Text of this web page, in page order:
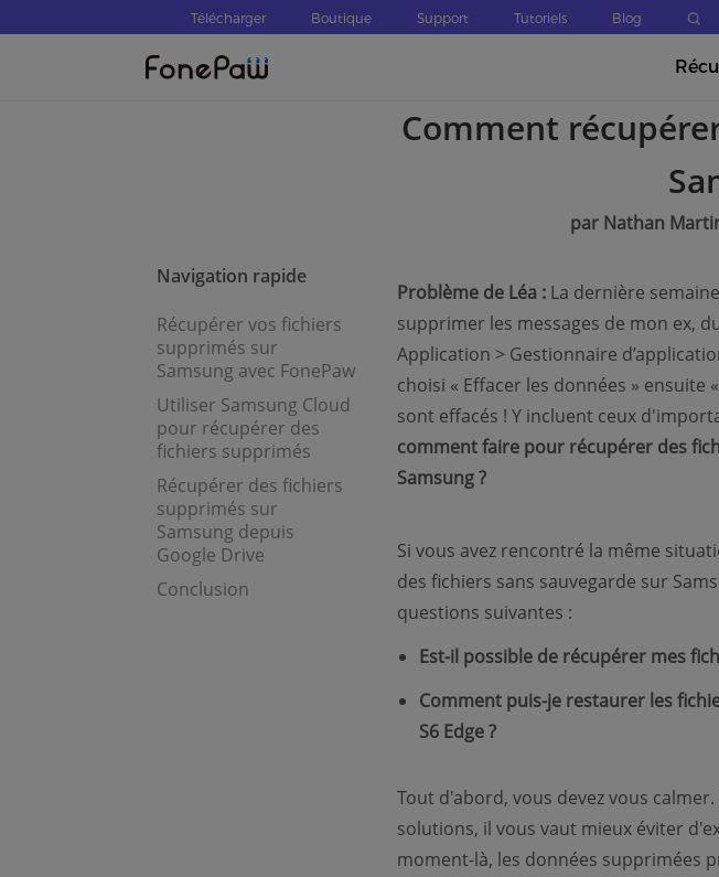
Télécharger Boutique Support Tutoriels Blog
Comment
par Nathan
Navigation rapide
Récupérer vos fichiers
supprimés sur
Samsung avec FonePaw
Utiliser Samsung Cloud
pour récupérer des
fichiers supprimés
Récupérer des fichiers
supprimés sur
Samsung depuis
Google Drive
Conclusion
Problème de Léa : La dernière
supprimer les messages de mon ex,
Application > Gestionnaire
choisi « Effacer les données » ensuite
sont effacés ! Y incluent ceux
comment faire pour récupérer des
Samsung ?
Si vous avez rencontré la même
des fichiers sans sauvegarde sur
questions suivantes :
Est-il possible de récupérer mes
Comment puis-je restaurer les
S6 Edge ?
Tout d'abord, vous devez vous
solutions, il vous vaut mieux éviter
moment-là, les données supprimées